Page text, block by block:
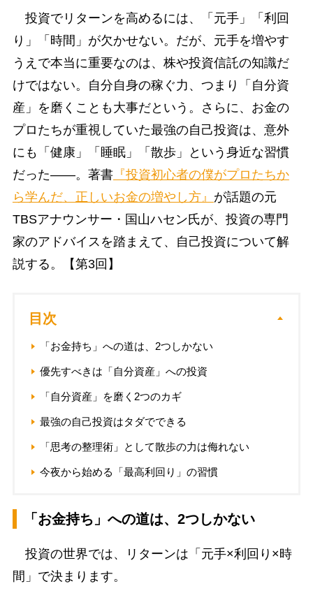
投資でリターンを高めるには、「元手」「利回
り」「時間」が欠かせない。だが、元手を増やす
うえで本当に重要なのは、株や投資信託の知識だ
けではない。自分自身の稼ぐ力、つまり「自分資
産」を磨くことも大事だという。さらに、お金の
プロたちが重視していた最強の自己投資は、意外
にも「健康」「睡眠」「散歩」という身近な習慣
だった――。著書『投資初心者の僕がプロたちか
ら学んだ、正しいお金の増やし方』 が話題の元
TBSアナウンサー・国山ハセン氏が、投資の専門
家のアドバイスを踏まえて、自己投資について解
説する。【第3回】
目次
「お金持ち」への道は、2つしかない
優先すべきは「自分資産」への投資
「自分資産」を磨く2つのカギ
最強の自己投資はタダでできる
「思考の整理術」として散歩の力は侮れない
今夜から始める「最高利回り」の習慣
「お金持ち」への道は、2つしかない
投資の世界では、リターンは「元手×利回り×時
間」で決まります。